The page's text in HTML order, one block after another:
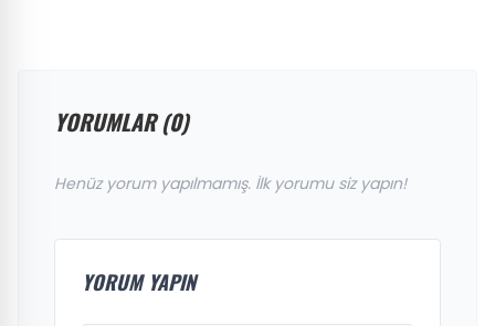
YORUMLAR (0)
Henüz yorum yapılmamış. İlk yorumu siz yapın!
YORUM YAPIN